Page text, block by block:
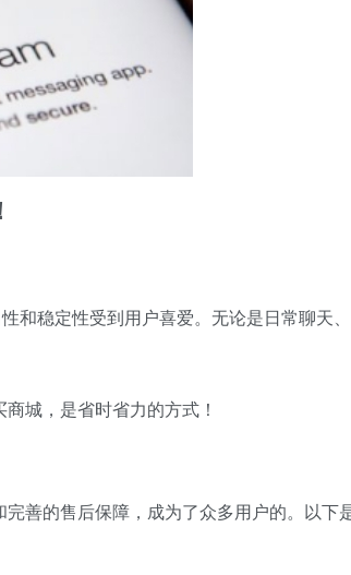
和稳定性受到用户喜爱。无论是日常聊天、
城，是省时省力的方式！
善的售后保障，成为了众多用户的。以下